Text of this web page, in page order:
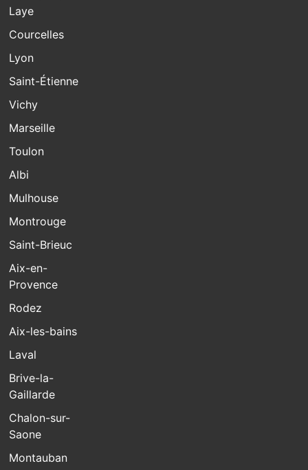
Laye
Courcelles
Lyon
Saint-Étienne
Vichy
Marseille
Toulon
Albi
Mulhouse
Montrouge
Saint-Brieuc
Aix-en-
Provence
Rodez
Aix-les-bains
Laval
Brive-la-
Gaillarde
Chalon-sur-
Saone
Montauban